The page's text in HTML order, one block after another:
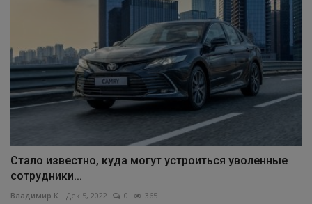
Стало известно, куда могут устроиться уволенные
сотрудники...
Владимир К. Дек 5, 2022 0 365